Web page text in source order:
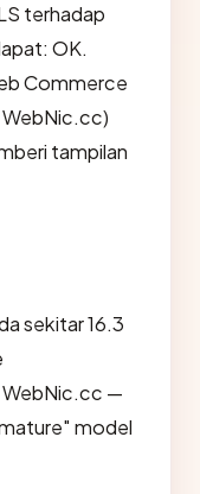
terhadap
OK.
Commerce
tampilan
sekitar 16.3
—
model